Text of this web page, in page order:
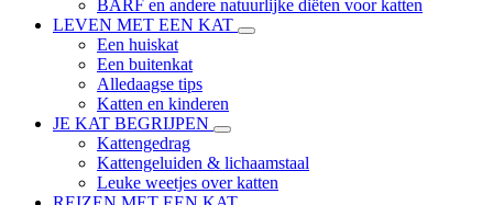
BARF en andere natuurlijke diëten voor katten
LEVEN MET EEN KAT
Een huiskat
Een buitenkat
Alledaagse tips
Katten en kinderen
JE KAT BEGRIJPEN
Kattengedrag
Kattengeluiden & lichaamstaal
Leuke weetjes over katten